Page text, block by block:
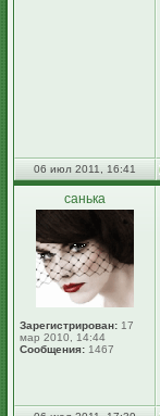
06 июл 2011, 16:41
санька
Зарегистрирован: 17
мар 2010, 14:44
Сообщения: 1467